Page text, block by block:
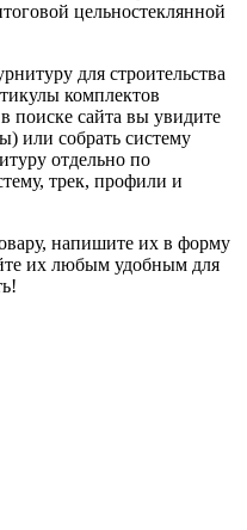
цельностеклянной
для строительства
комплектов
поиске сайта вы увидите
или собрать систему
отдельно по
трек, профили и
напишите их в форму
их любым удобным для